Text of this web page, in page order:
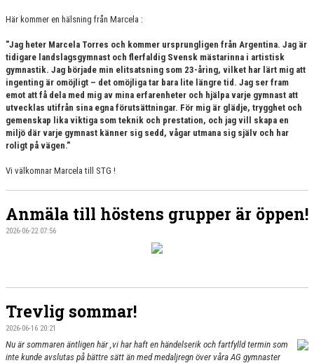
Här kommer en hälsning från Marcela :
"Jag heter Marcela Torres och kommer ursprungligen från Argentina. Jag är
tidigare landslagsgymnast och flerfaldig Svensk mästarinna i artistisk
gymnastik. Jag började min elitsatsning som 23-åring, vilket har lärt mig att
ingenting är omöjligt – det omöjliga tar bara lite längre tid. Jag ser fram
emot att få dela med mig av mina erfarenheter och hjälpa varje gymnast att
utvecklas utifrån sina egna förutsättningar. För mig är glädje, trygghet och
gemenskap lika viktiga som teknik och prestation, och jag vill skapa en
miljö där varje gymnast känner sig sedd, vågar utmana sig själv och har
roligt på vägen."
Vi välkomnar Marcela till STG !
Anmäla till höstens grupper är öppen!
2026-06-22 07:56
Trevlig sommar!
2026-06-16 20:21
Nu är sommaren äntligen här ,vi har haft en händelserik och fartfylld termin som
inte kunde avslutas på bättre sätt än med medaljregn över våra AG gymnaster